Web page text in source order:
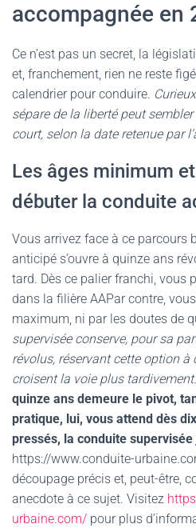
accompagnée en
Ce n’est pas un secret, la
et, franchement, rien ne reste
calendrier pour conduire.
sépare de la liberté peut
court, selon la date retenue par
Les âges minimum
débuter la conduite
Vous arrivez face à ce parcours
anticipé s’ouvre à quinze ans
tard. Dès ce palier franchi, vous
dans la filière AAPar contre,
maximum, ni par les doutes de
supervisée conserve, pour sa
révolus, réservant cette option
croisent la voie plus tardivement.
quinze ans demeure le pivot,
pratique, lui, vous attend dès
pressés, la conduite
https://www.conduite-
découpage précis et, peut-être,
anecdote à ce sujet. Visitez
urbaine.com/ pour plus